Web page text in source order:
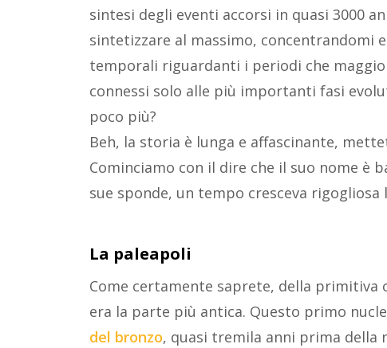
sintesi degli eventi accorsi in quasi 3000
sintetizzare al massimo, concentrandomi
temporali riguardanti i periodi che
connessi solo alle più importanti fasi
poco più?
Beh, la storia è lunga e affascinante,
Cominciamo con il dire che il suo nome è
sue sponde, un tempo cresceva
La paleapoli
Come certamente saprete, della primitiva
era la parte più antica. Questo primo
del bronzo, quasi tremila anni prima della